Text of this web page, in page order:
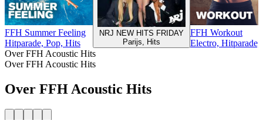
FFH Summer Feeling
Hitparade, Pop, Hits
NRJ NEW HITS FRIDAY
Parijs, Hits
FFH Workout
Electro, Hitparade,
Over FFH Acoustic Hits
Over FFH Acoustic Hits
Over FFH Acoustic Hits